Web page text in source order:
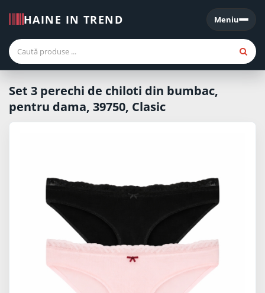
HAINE IN TREND Meniu
Meniu
Set 3 perechi de chiloti din bumbac,
pentru dama, 39750, Clasic